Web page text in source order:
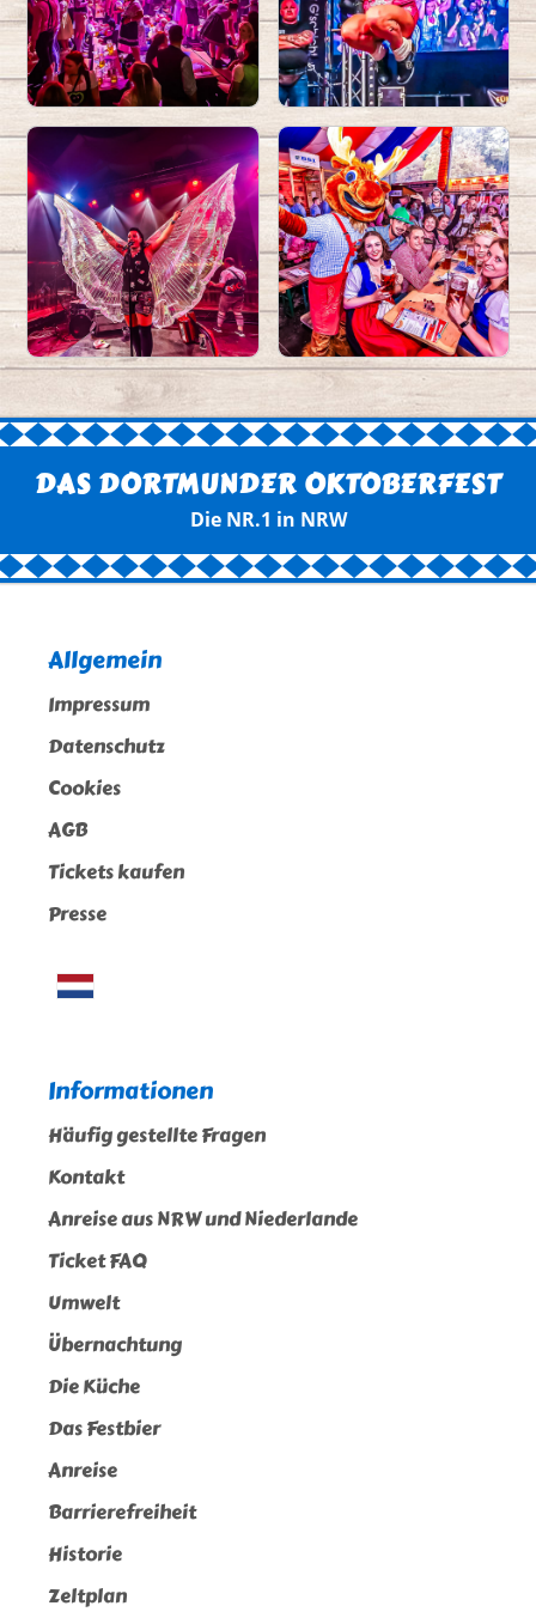
DAS DORTMUNDER OKTOBERFEST
Die NR.1 in NRW
Allgemein
Impressum
Datenschutz
Cookies
AGB
Tickets kaufen
Presse
Informationen
Häufig gestellte Fragen
Kontakt
Anreise aus NRW und Niederlande
Ticket FAQ
Umwelt
Übernachtung
Die Küche
Das Festbier
Anreise
Barrierefreiheit
Historie
Zeltplan